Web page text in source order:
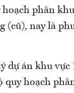
phân
(cũ), nay là
dự án khu
quy hoạch